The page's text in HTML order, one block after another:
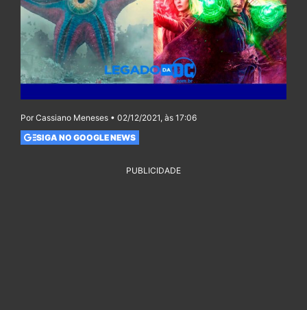
Por Cassiano Meneses • 02/12/2021, às 17:06
SIGA NO GOOGLE NEWS
PUBLICIDADE